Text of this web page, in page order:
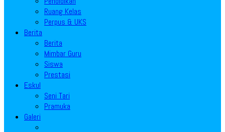
Ruang Kelas
Perpus & UKS
Berita
Berita
Mimbar Guru
Siswa
Prestasi
Eskul
Seni Tari
Pramuka
Galeri